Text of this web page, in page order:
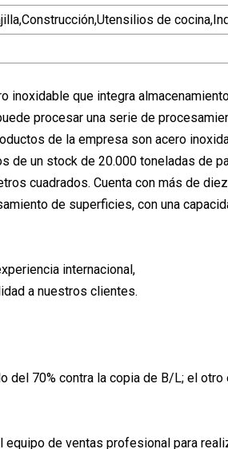
de
inoxidable que integra
procesar una serie de
de la empresa son acero
de un stock de 20.000 toneladas de
cuadrados. Cuenta con más de
de superficies, con una
internacional,
a nuestros clientes.
del 70% contra la copia de B/L; el
equipo de ventas profesional para